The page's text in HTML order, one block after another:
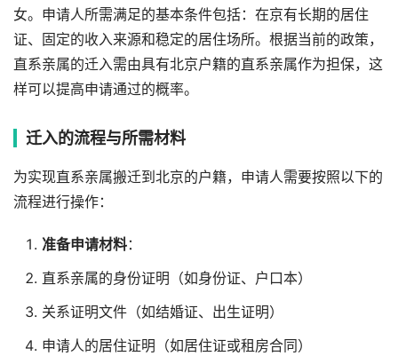
女。申请人所需满足的基本条件包括：在京有长期的居住
证、固定的收入来源和稳定的居住场所。根据当前的政策，
直系亲属的迁入需由具有北京户籍的直系亲属作为担保，这
样可以提高申请通过的概率。
迁入的流程与所需材料
为实现直系亲属搬迁到北京的户籍，申请人需要按照以下的
流程进行操作：
准备申请材料：
直系亲属的身份证明（如身份证、户口本）
关系证明文件（如结婚证、出生证明）
申请人的居住证明（如居住证或租房合同）